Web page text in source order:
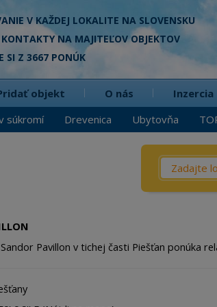
V KAŽDEJ LOKALITE NA SLOVENSKU
NA MAJITEĽOV OBJEKTOV
SI Z 3667 PONÚK
súkromí Drevenica Ubytovňa
objekt O nás Inzercia
Čo? /
Chata
Pavillon v tichej časti Piešťan ponúka